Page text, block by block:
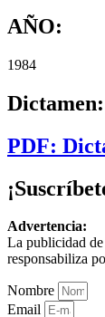
AÑO:
1984
Dictamen:
PDF:
Advertencia:
La publicidad de
responsabiliza
Nombre
Email